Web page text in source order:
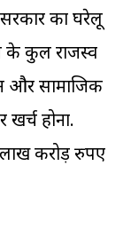
का घरेलू
के कुल राजस्व
और सामाजिक
होना.
करोड़ रुपए